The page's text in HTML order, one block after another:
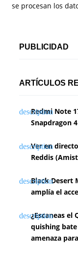
se procesan los
PUBLICIDAD
ARTÍCULOS
Redmi Note
Snapdragon
Ver en
Reddis
Black Desert
amplía el
¿Escaneas el
quishing
amenaza